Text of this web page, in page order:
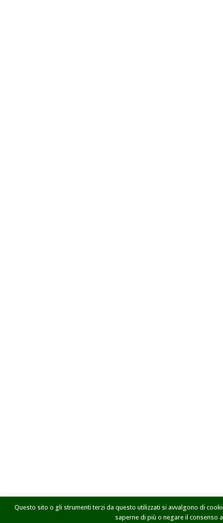
Questo sito o gli strumenti terzi da questo utilizzati si avvalgono di
saperne di più o negare il consenso